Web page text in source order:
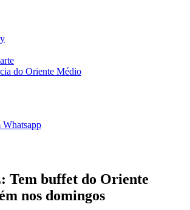
do Oriente Médio
Whatsapp
Tem buffet do Oriente
nos domingos